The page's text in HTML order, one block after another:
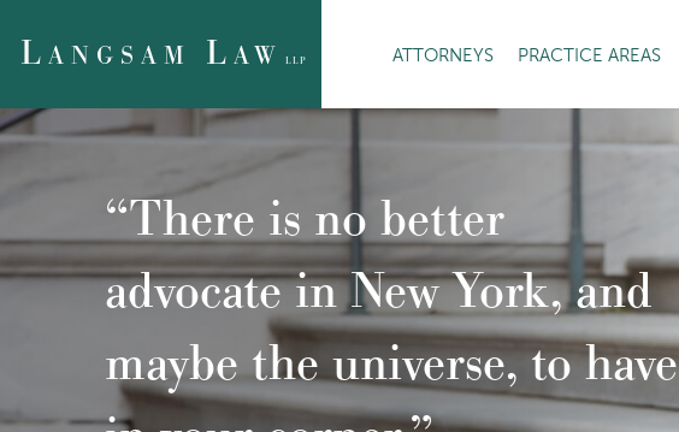
L ANGSAM L AWLLP ATTORNEYS PRACTICE AREAS
“There is no better
advocate in New York, and
maybe the universe, to have